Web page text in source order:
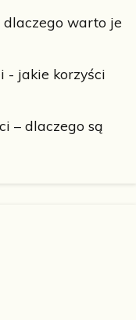
warto je
- jakie korzyści
– dlaczego są